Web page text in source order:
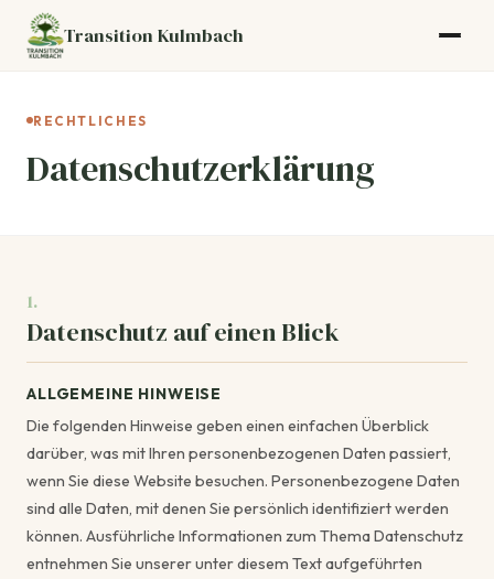
Transition Kulmbach
RECHTLICHES
Datenschutzerklärung
1.
Datenschutz auf einen Blick
ALLGEMEINE HINWEISE
Die folgenden Hinweise geben einen einfachen Überblick
darüber, was mit Ihren personenbezogenen Daten passiert,
wenn Sie diese Website besuchen. Personenbezogene Daten
sind alle Daten, mit denen Sie persönlich identifiziert werden
können. Ausführliche Informationen zum Thema Datenschutz
entnehmen Sie unserer unter diesem Text aufgeführten